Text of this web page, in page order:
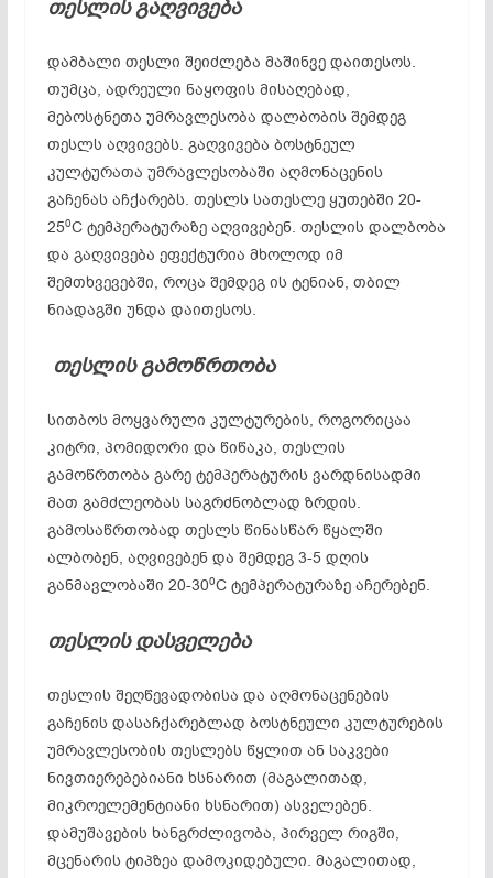
თესლის გაღვივება
დამბალი თესლი შეიძლება მაშინვე დაითესოს.
თუმცა, ადრეული ნაყოფის მისაღებად,
მებოსტნეთა უმრავლესობა დალბობის შემდეგ
თესლს აღვივებს. გაღვივება ბოსტნეულ
კულტურათა უმრავლესობაში აღმონაცენის
გაჩენას აჩქარებს. თესლს სათესლე ყუთებში 20-
250C ტემპერატურაზე აღვივებენ. თესლის დალბობა
და გაღვივება ეფექტურია მხოლოდ იმ
შემთხვევებში, როცა შემდეგ ის ტენიან, თბილ
ნიადაგში უნდა დაითესოს.
თესლის გამოწრთობა
სითბოს მოყვარული კულტურების, როგორიცაა
კიტრი, პომიდორი და წიწაკა, თესლის
გამოწრთობა გარე ტემპერატურის ვარდნისადმი
მათ გამძლეობას საგრძნობლად ზრდის.
გამოსაწრთობად თესლს წინასწარ წყალში
ალბობენ, აღვივებენ და შემდეგ 3-5 დღის
განმავლობაში 20-300C ტემპერატურაზე აჩერებენ.
თესლის დასველება
თესლის შეღწევადობისა და აღმონაცენების
გაჩენის დასაჩქარებლად ბოსტნეული კულტურების
უმრავლესობის თესლებს წყლით ან საკვები
ნივთიერებებიანი ხსნარით (მაგალითად,
მიკროელემენტიანი ხსნარით) ასველებენ.
დამუშავების ხანგრძლივობა, პირველ რიგში,
მცენარის ტიპზეა დამოკიდებული. მაგალითად,